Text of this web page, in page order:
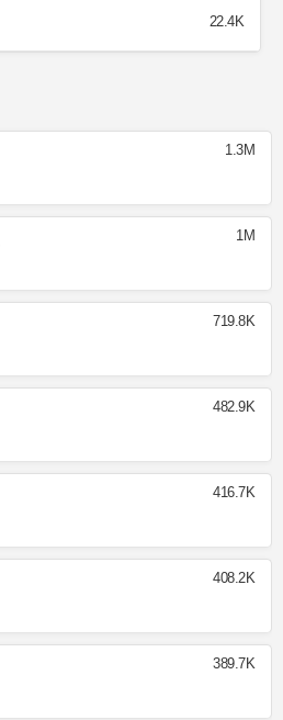
22.4K
1.3M
1M
719.8K
482.9K
416.7K
408.2K
389.7K